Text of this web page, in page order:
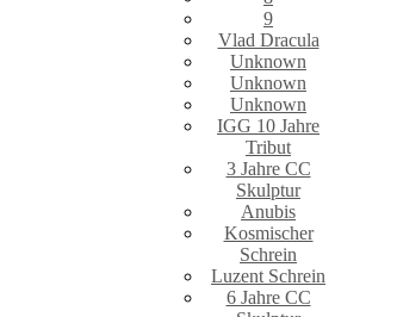
9
Vlad Dracula
Unknown
Unknown
Unknown
IGG 10 Jahre
Tribut
3 Jahre CC
Skulptur
Anubis
Kosmischer
Schrein
Luzent Schrein
6 Jahre CC